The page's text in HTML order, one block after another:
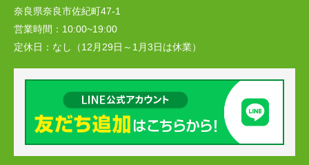
奈良県奈良市佐紀町47-1
営業時間： 10:00~19:00
定休日： なし（12月29日～1月3日は休業）